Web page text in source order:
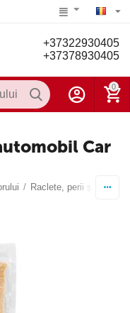
+37322930405
+37378930405
0
Car
/ Raclete, perii și apă